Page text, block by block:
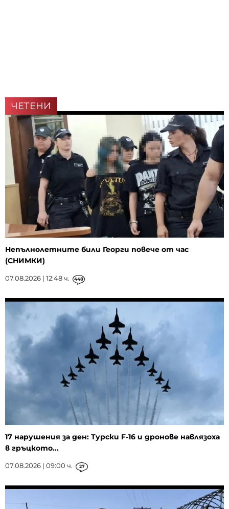
ЧЕТЕНИ
Непълнолетните били Георги повече от час
(СНИМКИ)
07.08.2026 | 12:48 ч. 448
17 нарушения за ден: Турски F-16 и дронове навлязоха
в гръцкото...
07.08.2026 | 09:00 ч. 27